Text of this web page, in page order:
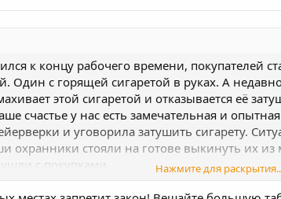
к концу рабочего времени, покупателей
Один с горящей сигаретой в руках. А
этой сигаретой и отказывается её
счастье у нас есть замечательная и
и уговорила затушить сигарету.
охранники стояли на готове выкинуть их
с покупками.
Нажмите для